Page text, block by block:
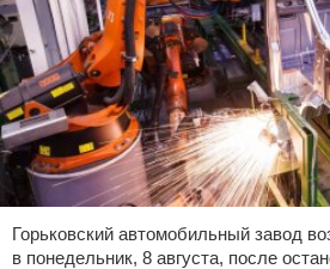
Горьковский автомобильный завод
в понедельник, 8 августа, после